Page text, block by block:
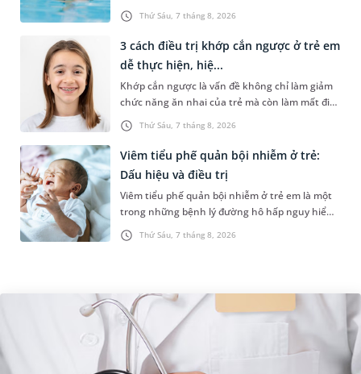
Thứ Sáu, 7 tháng 8, 2026
những trường hợp thường xuyên bơi ở những
hồ bơi nhân tạo. Bài v...
Thứ Sáu, 7 tháng 8, 2026
3 cách điều trị khớp cắn ngược ở trẻ em
dễ thực hiện, hiệ...
Khớp cắn ngược là vấn đề không chỉ làm giảm
chức năng ăn nhai của trẻ mà còn làm mất đi
sự cân đối của khuôn mặt. Do đó, cần khắc
phục sớm tình trạng này để...
Thứ Sáu, 7 tháng 8, 2026
Viêm tiểu phế quản bội nhiễm ở trẻ:
Dấu hiệu và điều trị
Viêm tiểu phế quản bội nhiễm ở trẻ em là một
trong những bệnh lý đường hô hấp nguy hiểm,
thường bùng phát vào thời điểm giao mùa. Khi
những tổn thương ban đầ...